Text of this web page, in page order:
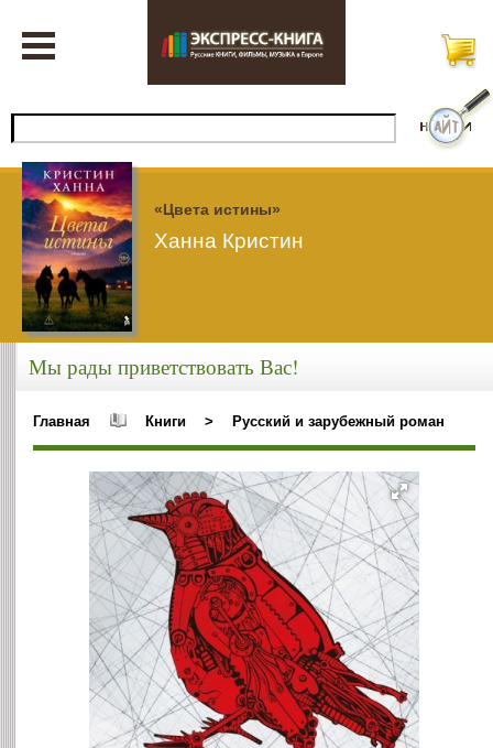
«Цвета истины»
Ханна Кристин
Мы рады приветствовать Вас!
Главная Книги > Русский и зарубежный роман